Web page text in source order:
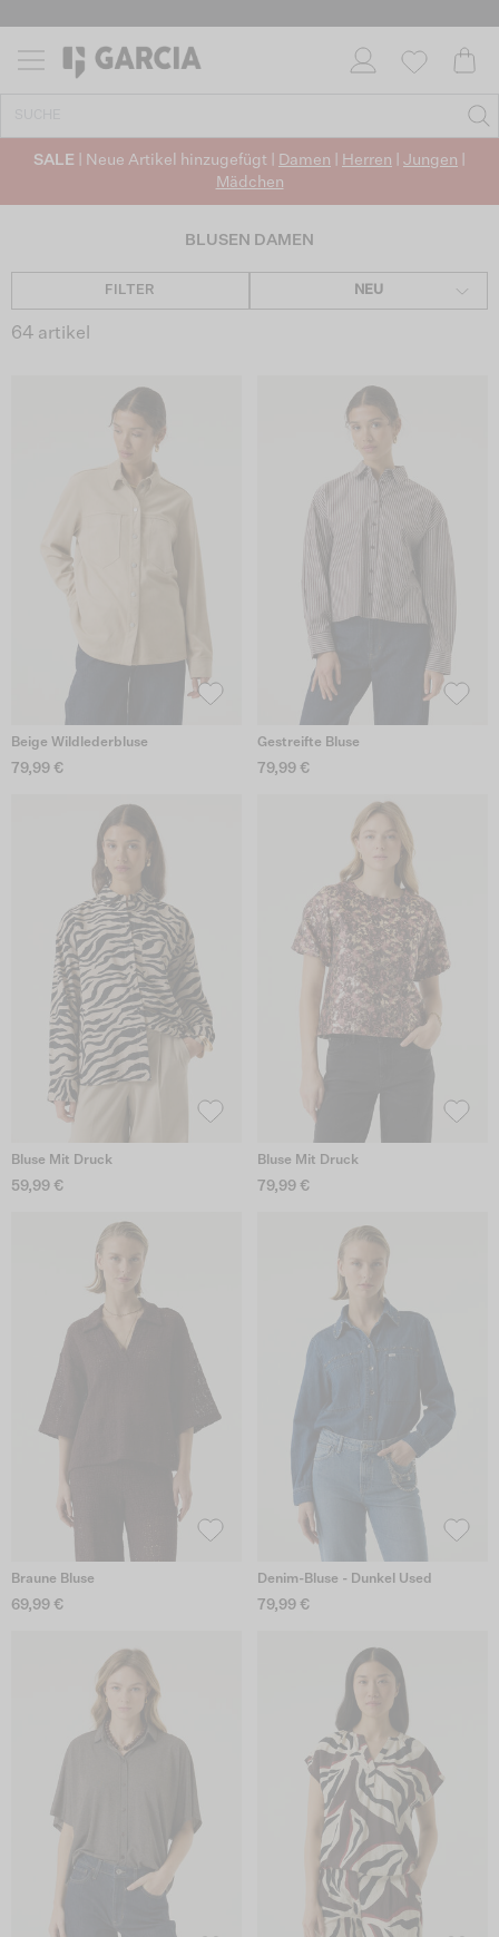
SALE | Neue Artikel hinzugefügt | Damen Herren Jungen
Mädchen
BLUSEN DAMEN
FILTER NEU
64 artikel
Beige Wildlederbluse
79,99 €
Gestreifte Bluse
79,99 €
Bluse Mit Druck
59,99 €
Bluse Mit Druck
79,99 €
Braune Bluse
69,99 €
Denim-Bluse - Dunkel Used
79,99 €